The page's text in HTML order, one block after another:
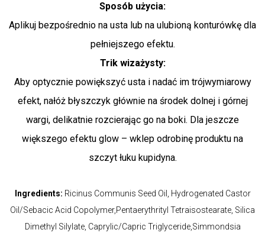
Sposób użycia:
Aplikuj bezpośrednio na usta lub na ulubioną konturówkę dla
pełniejszego efektu.
Trik wizażysty:
Aby optycznie powiększyć usta i nadać im trójwymiarowy
efekt, nałóż błyszczyk głównie na środek dolnej i górnej
wargi, delikatnie rozcierając go na boki. Dla jeszcze
większego efektu glow – wklep odrobinę produktu na
szczyt łuku kupidyna.
Ingredients: Ricinus Communis Seed Oil, Hydrogenated Castor
Oil/Sebacic Acid Copolymer,Pentaerythrityl Tetraisostearate, Silica
Dimethyl Silylate, Caprylic/Capric Triglyceride,Simmondsia